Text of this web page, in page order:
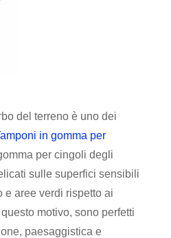
del terreno è uno dei
in gomma per
per cingoli degli
sulle superfici sensibili
e aree verdi rispetto ai
motivo, sono perfetti
paesaggistica e